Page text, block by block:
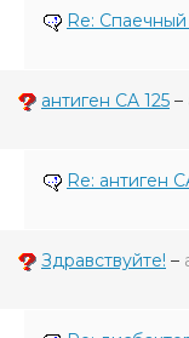
Re:
антиген CA 125 –
Re: антиген
Здравствуйте! –